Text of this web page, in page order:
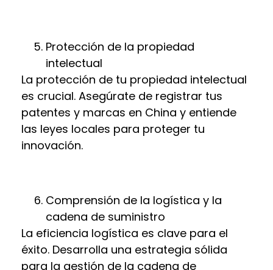
Protección de la propiedad
intelectual
La protección de tu propiedad intelectual
es crucial. Asegúrate de registrar tus
patentes y marcas en China y entiende
las leyes locales para proteger tu
innovación.
Comprensión de la logística y la
cadena de suministro
La eficiencia logística es clave para el
éxito. Desarrolla una estrategia sólida
para la gestión de la cadena de